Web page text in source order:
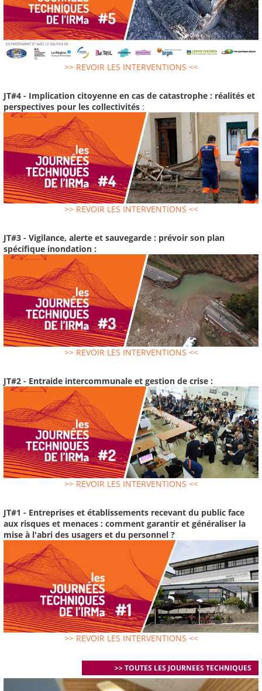
>> REVOIR LES INTERVENTIONS <<
JT#4 - Implication citoyenne en cas de catastrophe : réalités et
perspectives pour les collectivités :
>> REVOIR LES INTERVENTIONS <<
JT#3 - Vigilance, alerte et sauvegarde : prévoir son plan
spécifique inondation :
>> REVOIR LES INTERVENTIONS <<
JT#2 - Entraide intercommunale et gestion de crise :
>> REVOIR LES INTERVENTIONS <<
JT#1 - Entreprises et établissements recevant du public face
aux risques et menaces : comment garantir et généraliser la
mise à l'abri des usagers et du personnel ?
>> REVOIR LES INTERVENTIONS <<
>> TOUTES LES JOURNEES TECHNIQUES